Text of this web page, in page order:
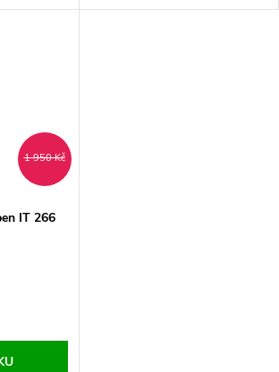
1 950 Kč
IT 266